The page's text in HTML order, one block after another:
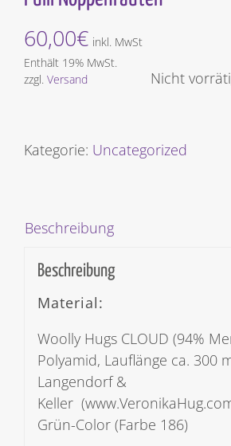
60,00€ inkl. MwSt
Enthält 19% MwSt.
zzgl. Versand Nicht
Kategorie: Uncategorized
Beschreibung
Beschreibung
Material:
Woolly Hugs CLOUD (94%
Polyamid, Lauflänge ca. 300
Langendorf &
Keller
Grün-Color (Farbe 186)